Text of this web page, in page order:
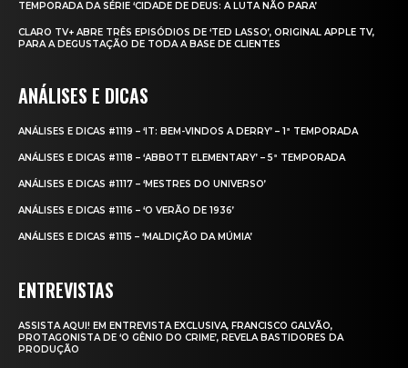
TEMPORADA DA SÉRIE ‘CIDADE DE DEUS: A LUTA NÃO PARA’
CLARO TV+ ABRE TRÊS EPISÓDIOS DE ‘TED LASSO’, ORIGINAL APPLE TV,
PARA A DEGUSTAÇÃO DE TODA A BASE DE CLIENTES
ANÁLISES E DICAS
ANÁLISES E DICAS #1119 – ‘IT: BEM-VINDOS A DERRY’ – 1ª TEMPORADA
ANÁLISES E DICAS #1118 – ‘ABBOTT ELEMENTARY’ – 5ª TEMPORADA
ANÁLISES E DICAS #1117 – ‘MESTRES DO UNIVERSO’
ANÁLISES E DICAS #1116 – ‘O VERÃO DE 1936’
ANÁLISES E DICAS #1115 – ‘MALDIÇÃO DA MÚMIA’
ENTREVISTAS
ASSISTA AQUI! EM ENTREVISTA EXCLUSIVA, FRANCISCO GALVÃO,
PROTAGONISTA DE ‘O GÊNIO DO CRIME’, REVELA BASTIDORES DA
PRODUÇÃO